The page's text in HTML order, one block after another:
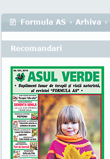
Formula AS › Arhiva ›
Recomandari